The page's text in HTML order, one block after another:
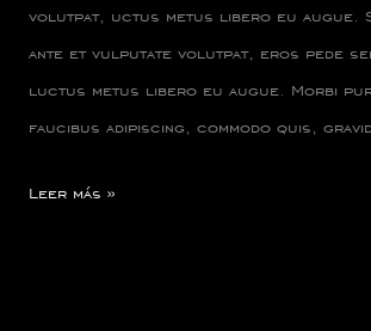
volutpat, uctus metus libero eu augue.
ante et vulputate volutpat, eros pede
luctus metus libero eu augue. Morbi
faucibus adipiscing, commodo quis,
Leer más »